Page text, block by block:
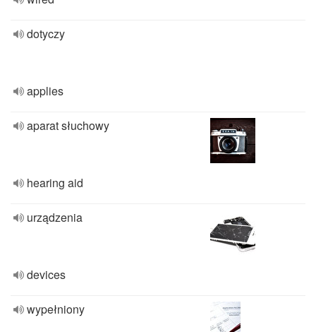
dotyczy
applies
aparat słuchowy
hearing aid
urządzenia
devices
wypełniony